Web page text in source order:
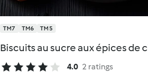
TM7 TM6 TM5
Biscuits au sucre aux épices de
4.0 2 ratings